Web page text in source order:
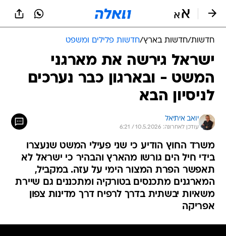
חדשות/חדשות בארץ/חדשות פלילים ומשפט
ישראל גירשה את מארגני
המשט - ובארגון כבר נערכים
לניסיון הבא
יואב איתיאל
עודכן לאחרונה: 10.5.2026 / 6:21
משרד החוץ הודיע כי שני פעילי המשט שנעצרו
בידי חיל הים גורשו מהארץ והבהיר כי ישראל לא
תאפשר הפרת המצור הימי על עזה. במקביל,
המארגנים מתכנסים בטורקיה ומתכננים גם שיירת
משאיות יבשתית בדרך לרפיח דרך מדינות צפון
אפריקה